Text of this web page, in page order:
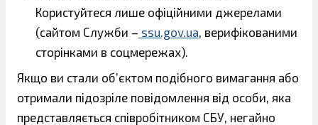
Користуйтеся лише офіційними джерелами
(сайтом Служби – ssu.gov.ua , верифікованими
сторінками в соцмережах).
Якщо ви стали об’єктом подібного вимагання або
отримали підозріле повідомлення від особи, яка
представляється співробітником СБУ, негайно